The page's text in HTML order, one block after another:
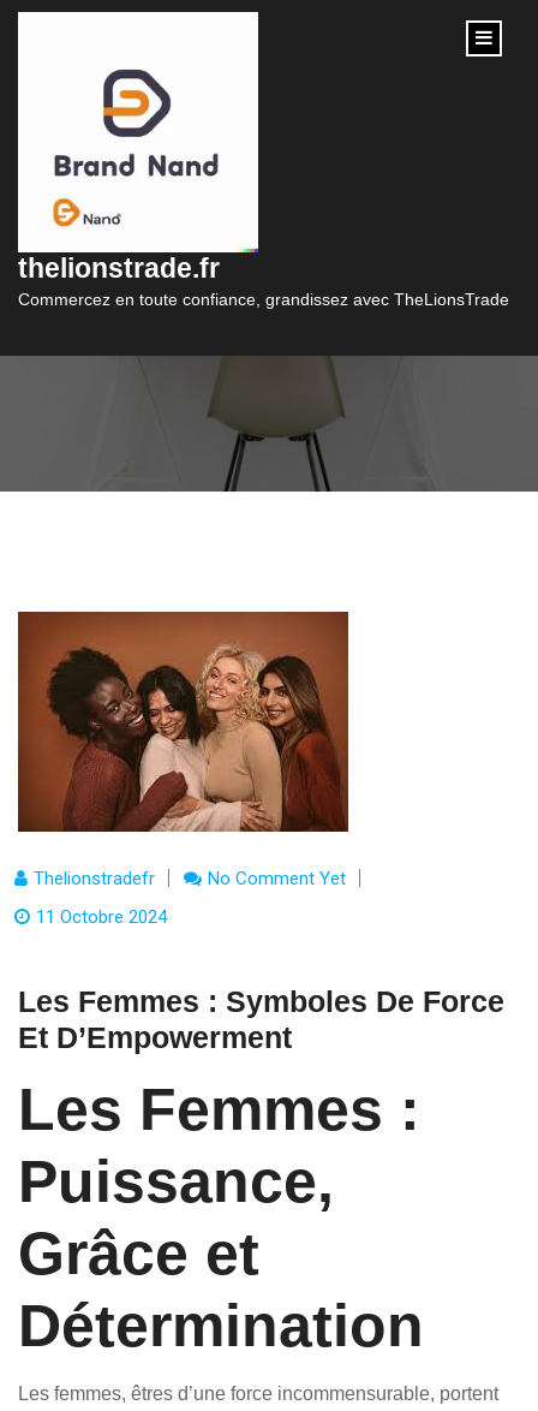
content
thelionstrade.fr
Commercez en toute confiance, grandissez avec TheLionsTrade
Symboles de Force et
d’Empowerment
Thelionstradefr
No Comment Yet
11 Octobre 2024
Les Femmes : Symboles De Force
Et D’Empowerment
Les Femmes :
Puissance,
Grâce et
Détermination
Les femmes, êtres d’une force incommensurable, portent